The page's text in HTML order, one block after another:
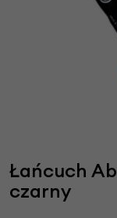
Łańcuch
czarny